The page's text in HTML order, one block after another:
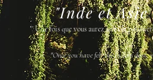
"Une fois que vous aurez senti la
"Once you have felt the Indian dust,
"Inde et